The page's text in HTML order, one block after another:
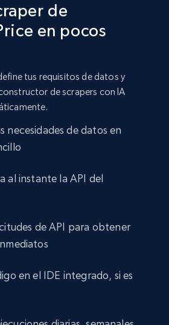
de
en pocos
tus requisitos de datos y
de scrapers con IA
necesidades de datos en
al instante la API del
de API para obtener
en el IDE integrado, si es